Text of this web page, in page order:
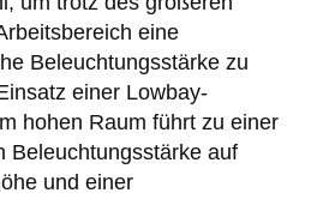
eine
Beleuchtungsstärke zu
einer Lowbay-
hohen Raum führt zu einer
Beleuchtungsstärke auf
und einer